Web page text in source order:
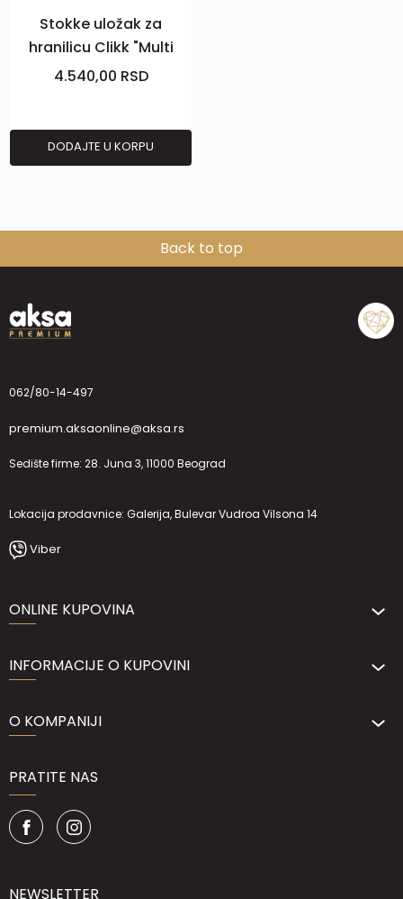
Stokke uložak za
hranilicu Clikk "Multi
Circle"
4.540,00 RSD
DODAJTE U KORPU
Back to top
062/80-14-497
premium.aksaonline@aksa.rs
Sedište firme: 28. Juna 3, 11000 Beograd
Lokacija prodavnice: Galerija, Bulevar Vudroa Vilsona 14
Viber
ONLINE KUPOVINA
INFORMACIJE O KUPOVINI
O KOMPANIJI
PRATITE NAS
NEWSLETTER